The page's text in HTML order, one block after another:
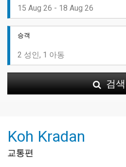
승객
검색
Koh Kradan
교통편